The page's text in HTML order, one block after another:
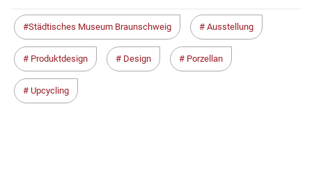
Städtisches Museum Braunschweig Ausstellung
Produktdesign Design Porzellan
Upcycling